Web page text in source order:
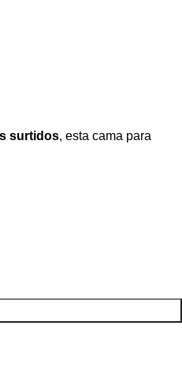
surtidos, esta cama para